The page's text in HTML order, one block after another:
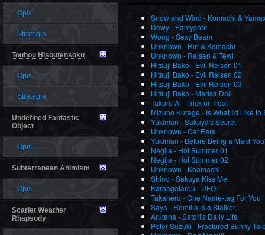
Opis
Strategia
Touhou Hisoutensoku
Opis
Strategia
Undefined Fantastic
Object
Opis
Subterranean Animism
Opis
Scarlet Weather
Rhapsody
Snow and Wind - Komachi &
Dewy - Pantyshot
Wong - Sexy Beam
Unknown - Rin & Komachi
Unknown - Reisen & Tewi
Hitsuji Bako - Evil Reisen 01
Hitsuji Bako - Evil Reisen 02
Hitsuji Bako - Evil Reisen 03
Hitsuji Bako - Marisa Doll
Takuro Ai - Trick or Treat
Mizuno Kurage - Is What I'd Like to
Yukiman - Sakuya's Secret
Unknown - Cat Ears
Yukiman - Before Being a Maid
Negija - Hot Summer 01
Negija - Hot Summer 02
Unknown - Koamachi
Shino - Sakuya Kiss Me
Karaagetarou - UFO
Takahero - One Name-tag For You
Saya - Remilia is a Stalker
Arutana - Satori's Daily Life
Peter Suzuki - Fractured Bunny